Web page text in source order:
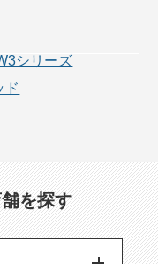
シリーズ
ド
を探す